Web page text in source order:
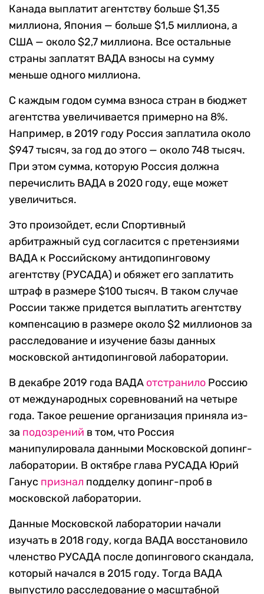
Канада выплатит агентству больше $1,35
миллиона, Япония — больше $1,5 миллиона, а
США — около $2,7 миллиона. Все остальные
страны заплатят ВАДА взносы на сумму
меньше одного миллиона.
С каждым годом сумма взноса стран в бюджет
агентства увеличивается примерно на 8%.
Например, в 2019 году Россия заплатила около
$947 тысяч, за год до этого — около 748 тысяч.
При этом сумма, которую Россия должна
перечислить ВАДА в 2020 году, еще может
увеличиться.
Это произойдет, если Спортивный
арбитражный суд согласится с претензиями
ВАДА к Российскому антидопинговому
агентству (РУСАДА) и обяжет его заплатить
штраф в размере $100 тысяч. В таком случае
России также придется выплатить агентству
компенсацию в размере около $2 миллионов за
расследование и изучение базы данных
московской антидопинговой лаборатории.
В декабре 2019 года ВАДА отстранило Россию
от международных соревнований на четыре
года. Такое решение организация приняла из-
за подозрений в том, что Россия
манипулировала данными Московской допинг-
лаборатории. В октябре глава РУСАДА Юрий
Ганус признал подделку допинг-проб в
московской лаборатории.
Данные Московской лаборатории начали
изучать в 2018 году, когда ВАДА восстановило
членство РУСАДА после допингового скандала,
который начался в 2015 году. Тогда ВАДА
выпустило расследование о масштабной